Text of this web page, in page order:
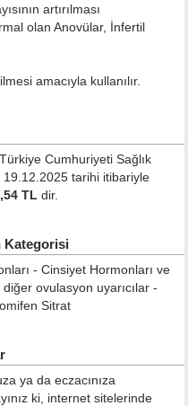
artırılması
olan Anovülar, İnfertil
amacıyla kullanılır.
Cumhuriyeti Sağlık
19.12.2025 tarihi itibariyle
TL dir.
Kategorisi
- Cinsiyet Hormonları ve
ovulasyon uyarıcılar -
Sitrat
ya da eczacınıza
ki, internet sitelerinde